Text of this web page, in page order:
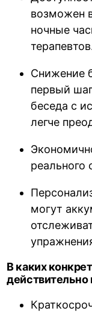
возможен
ночные
Снижение
первый
беседа с
легче
реального
могут
В каких